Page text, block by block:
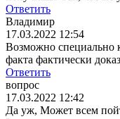
Ответить
Владимир
17.03.2022 12:54
Возможно специально
факта фактически
Ответить
вопрос
17.03.2022 12:42
Да уж, Может всем